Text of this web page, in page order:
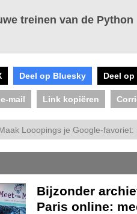
treinen van de Python
Deel op Bluesky Deel
mail Link kopiëren
Looopings je Google-favoriet:
Bijzonder
Paris online: